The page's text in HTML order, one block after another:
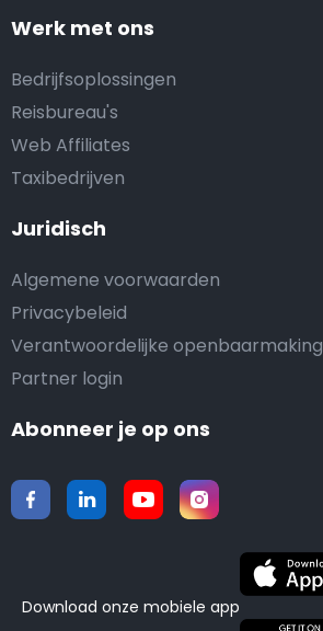
Werk met ons
Bedrijfsoplossingen
Reisbureau's
Web Affiliates
Taxibedrijven
Juridisch
Algemene voorwaarden
Privacybeleid
Verantwoordelijke openbaarmaking
Partner login
Abonneer je op ons
Download onze mobiele app